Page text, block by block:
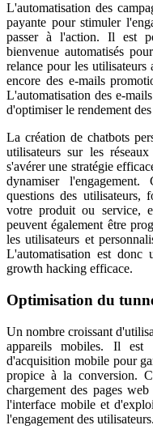
L'automatisation des
payante pour stimuler
passer à l'action. Il est
bienvenue automatisés
relance pour les utilisateurs
encore des e-mails
L'automatisation des e-
d'optimiser le rendement
La création de chatbots
utilisateurs sur les
s'avérer une stratégie
dynamiser
questions des utilisateurs,
votre produit ou service,
peuvent également être
les utilisateurs et
L'automatisation est donc
growth hacking efficace.
Optimisation du
Un nombre croissant
appareils mobiles. Il est
d'acquisition mobile pour
propice à la conversion.
chargement des pages
l'interface mobile et
l'engagement des utilisateurs.